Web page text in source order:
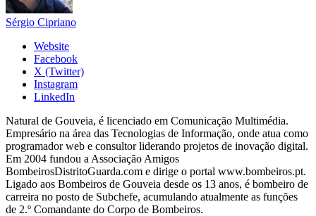
Sérgio Cipriano
Website
Facebook
X (Twitter)
Instagram
LinkedIn
Natural de Gouveia, é licenciado em Comunicação Multimédia.
Empresário na área das Tecnologias de Informação, onde atua como
programador web e consultor liderando projetos de inovação digital.
Em 2004 fundou a Associação Amigos
BombeirosDistritoGuarda.com e dirige o portal www.bombeiros.pt.
Ligado aos Bombeiros de Gouveia desde os 13 anos, é bombeiro de
carreira no posto de Subchefe, acumulando atualmente as funções
de 2.º Comandante do Corpo de Bombeiros.